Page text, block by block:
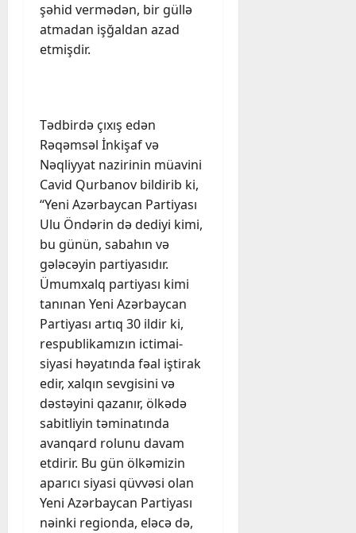
şəhid vermədən, bir güllə
atmadan işğaldan azad
etmişdir.
Tədbirdə çıxış edən
Rəqəmsəl İnkişaf və
Nəqliyyat nazirinin müavini
Cavid Qurbanov bildirib ki,
“Yeni Azərbaycan Partiyası
Ulu Öndərin də dediyi kimi,
bu günün, sabahın və
gələcəyin partiyasıdır.
Ümumxalq partiyası kimi
tanınan Yeni Azərbaycan
Partiyası artıq 30 ildir ki,
respublikamızın ictimai-
siyasi həyatında fəal iştirak
edir, xalqın sevgisini və
dəstəyini qazanır, ölkədə
sabitliyin təminatında
avanqard rolunu davam
etdirir. Bu gün ölkəmizin
aparıcı siyasi qüvvəsi olan
Yeni Azərbaycan Partiyası
nəinki regionda, eləcə də,